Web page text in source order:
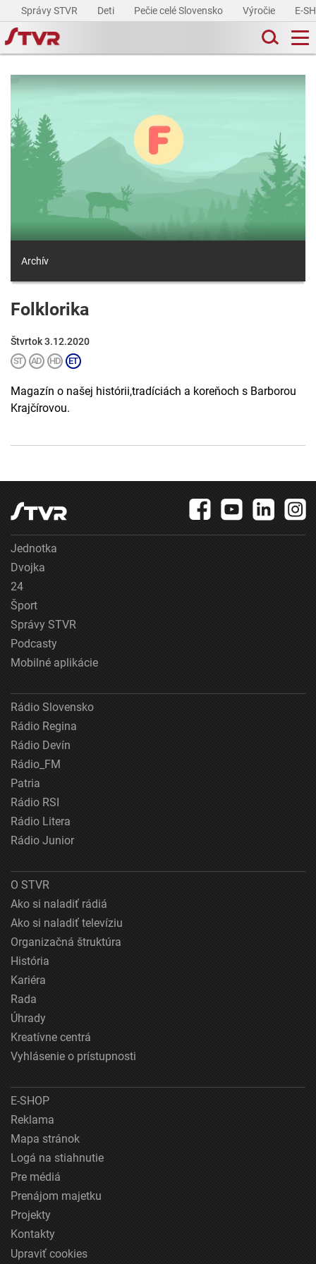
Správy STVR Deti Pečie celé Slovensko Výročie E-
Archív
Folklorika
Štvrtok 3.12.2020
Magazín o našej histórii,tradíciách a koreňoch s Barborou
Krajčírovou.
Jednotka
Dvojka
24
Šport
Správy STVR
Podcasty
Mobilné aplikácie
Rádio Slovensko
Rádio Regina
Rádio Devín
Rádio_FM
Patria
Rádio RSI
Rádio Litera
Rádio Junior
O STVR
Ako si naladiť rádiá
Ako si naladiť televíziu
Organizačná štruktúra
História
Kariéra
Rada
Úhrady
Kreatívne centrá
Vyhlásenie o prístupnosti
E-SHOP
Reklama
Mapa stránok
Logá na stiahnutie
Pre médiá
Prenájom majetku
Projekty
Kontakty
Upraviť cookies